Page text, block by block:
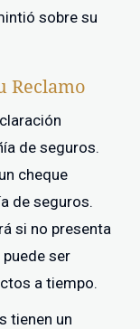
sobre su
Reclamo
de seguros.
cheque
de seguros.
si no presenta
ser
a tiempo.
tienen un